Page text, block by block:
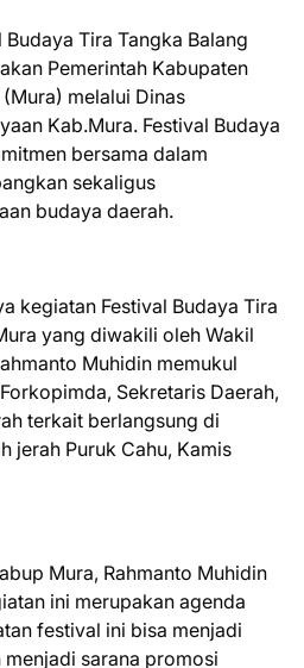
Tira Tangka Balang
Pemerintah Kabupaten
melalui Dinas
Kab.Mura. Festival Budaya
bersama dalam
sekaligus
budaya daerah.
kegiatan Festival Budaya Tira
yang diwakili oleh Wakil
Muhidin memukul
Sekretaris Daerah,
terkait berlangsung di
jerah Puruk Cahu, Kamis
Mura, Rahmanto Muhidin
ini merupakan agenda
festival ini bisa menjadi
sarana promosi